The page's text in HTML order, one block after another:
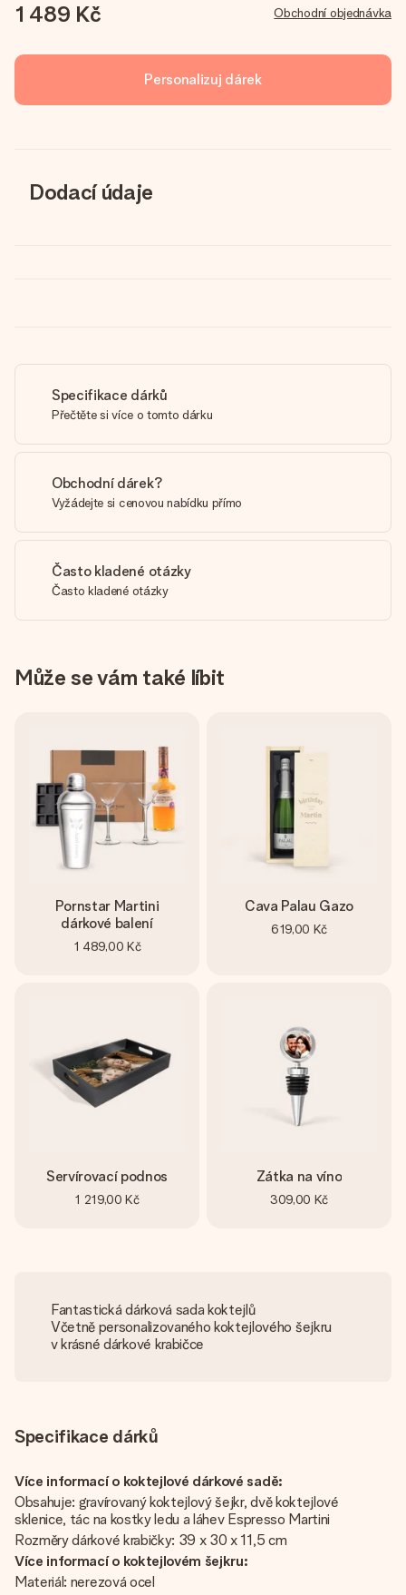
1 489 Kč Obchodní objednávka
Personalizuj dárek
Dodací údaje
Specifikace dárků
Přečtěte si více o tomto dárku
Obchodní dárek?
Vyžádejte si cenovou nabídku přímo
Často kladené otázky
Často kladené otázky
Může se vám také líbit
Pornstar Martini
dárkové balení
1 489,00 Kč
Cava Palau Gazo
619,00 Kč
Servírovací podnos
1 219,00 Kč
Zátka na víno
309,00 Kč
Fantastická dárková sada koktejlů
Včetně personalizovaného koktejlového šejkru
v krásné dárkové krabičce
Specifikace dárků
Více informací o koktejlové dárkové sadě:
Obsahuje: gravírovaný koktejlový šejkr, dvě koktejlové
sklenice, tác na kostky ledu a láhev Espresso Martini
Rozměry dárkové krabičky: 39 x 30 x 11,5 cm
Více informací o koktejlovém šejkru:
Materiál: nerezová ocel